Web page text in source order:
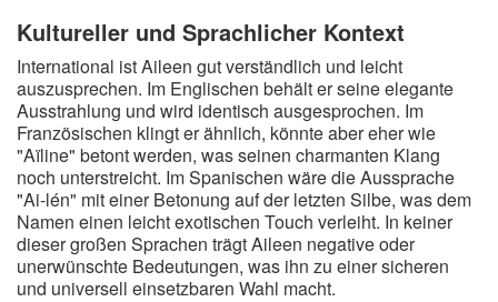
Kultureller und Sprachlicher Kontext
International ist Aileen gut verständlich und leicht
auszusprechen. Im Englischen behält er seine elegante
Ausstrahlung und wird identisch ausgesprochen. Im
Französischen klingt er ähnlich, könnte aber eher wie
"Aïline" betont werden, was seinen charmanten Klang
noch unterstreicht. Im Spanischen wäre die Aussprache
"Ai-lén" mit einer Betonung auf der letzten Silbe, was dem
Namen einen leicht exotischen Touch verleiht. In keiner
dieser großen Sprachen trägt Aileen negative oder
unerwünschte Bedeutungen, was ihn zu einer sicheren
und universell einsetzbaren Wahl macht.